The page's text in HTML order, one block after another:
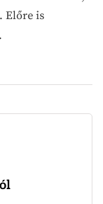
Előre is